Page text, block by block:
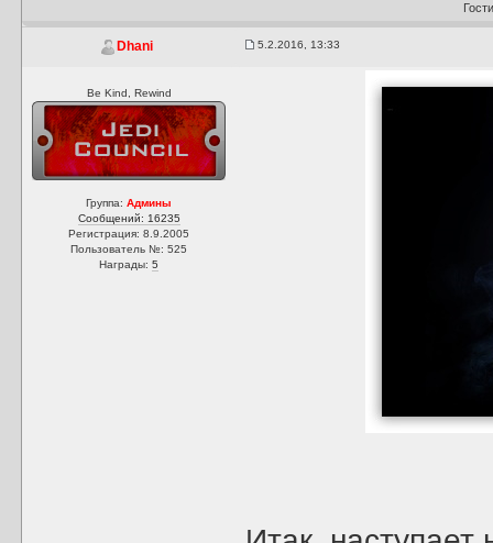
Dhani 5.2.2016, 13:33
Be Kind, Rewind
Группа:Админы
Сообщений: 16235
Регистрация: 8.9.2005
Пользователь №: 525
Награды:5